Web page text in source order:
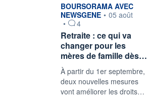
information fournie par
BOURSORAMA AVEC
NEWSGENE • 05 août
•
4
Retraite : ce qui va
changer pour les
mères de famille dès…
À partir du 1er septembre,
deux nouvelles mesures
vont améliorer les droits…